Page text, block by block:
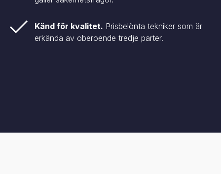
Känd för kvalitet. Prisbelönta tekniker som är
erkända av oberoende tredje parter.